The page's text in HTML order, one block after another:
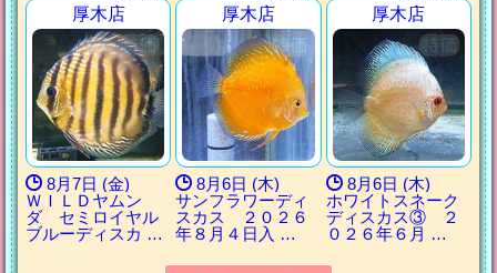
厚木店
8月7日 (金)
ＷＩＬＤヤムン
ダ セミロイヤル
ブルーディスカ …
厚木店
8月6日 (木)
サンフラワーディ
スカス ２０２６
年８月４日入 …
厚木店
8月6日 (木)
ホワイトスネーク
ディスカス③ ２
０２６年６月 …